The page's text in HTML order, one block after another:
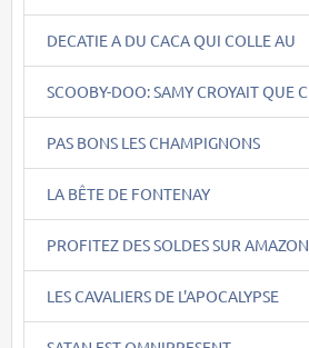
DECATIE A DU CACA QUI COLLE AU
SCOOBY-DOO: SAMY CROYAIT QUE C
PAS BONS LES CHAMPIGNONS
LA BÊTE DE FONTENAY
PROFITEZ DES SOLDES SUR AMAZON
LES CAVALIERS DE L'APOCALYPSE